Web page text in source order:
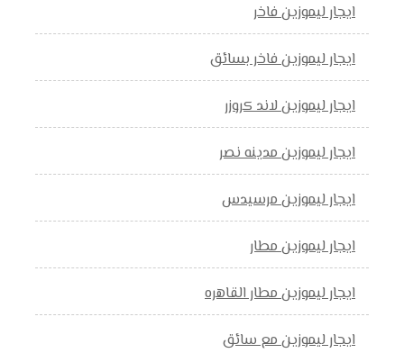
ايجار ليموزين فاخر
ايجار ليموزين فاخر بسائق
ايجار ليموزين لاند كروزر
ايجار ليموزين مدينه نصر
ايجار ليموزين مرسيدس
ايجار ليموزين مطار
ايجار ليموزين مطار القاهره
ايجار ليموزين مع سائق